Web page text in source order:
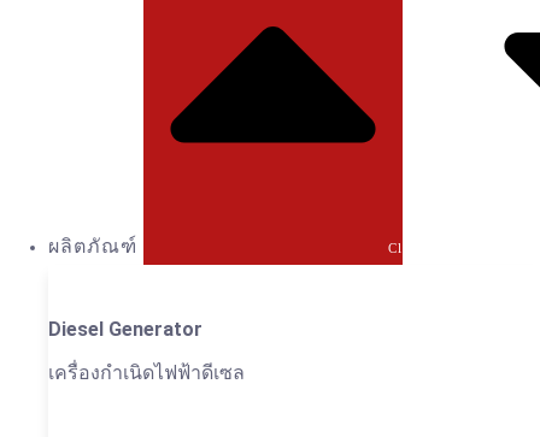
ผลิตภัณฑ์ Close ผลิตภัณฑ์
Diesel Generator
เครื่องกำเนิดไฟฟ้าดีเซล